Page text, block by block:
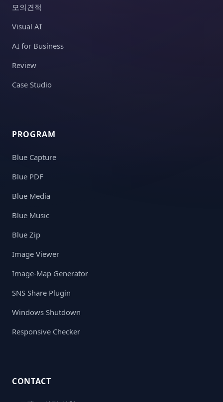
모의견적
Visual AI
AI for Business
Review
Case Studio
PROGRAM
Blue Capture
Blue PDF
Blue Media
Blue Music
Blue Zip
Image Viewer
Image-Map Generator
SNS Share Plugin
Windows Shutdown
Responsive Checker
CONTACT